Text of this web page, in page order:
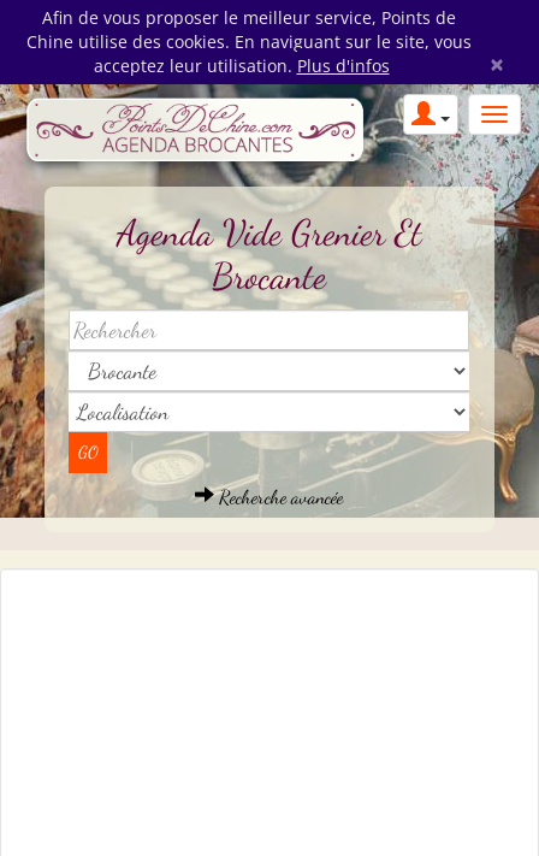
Afin de vous proposer le meilleur service, Points de
Chine utilise des cookies. En naviguant sur le site, vous
acceptez leur utilisation. Plus d'infos ×
Agenda Vide Grenier Et
Brocante
Recherche avancée